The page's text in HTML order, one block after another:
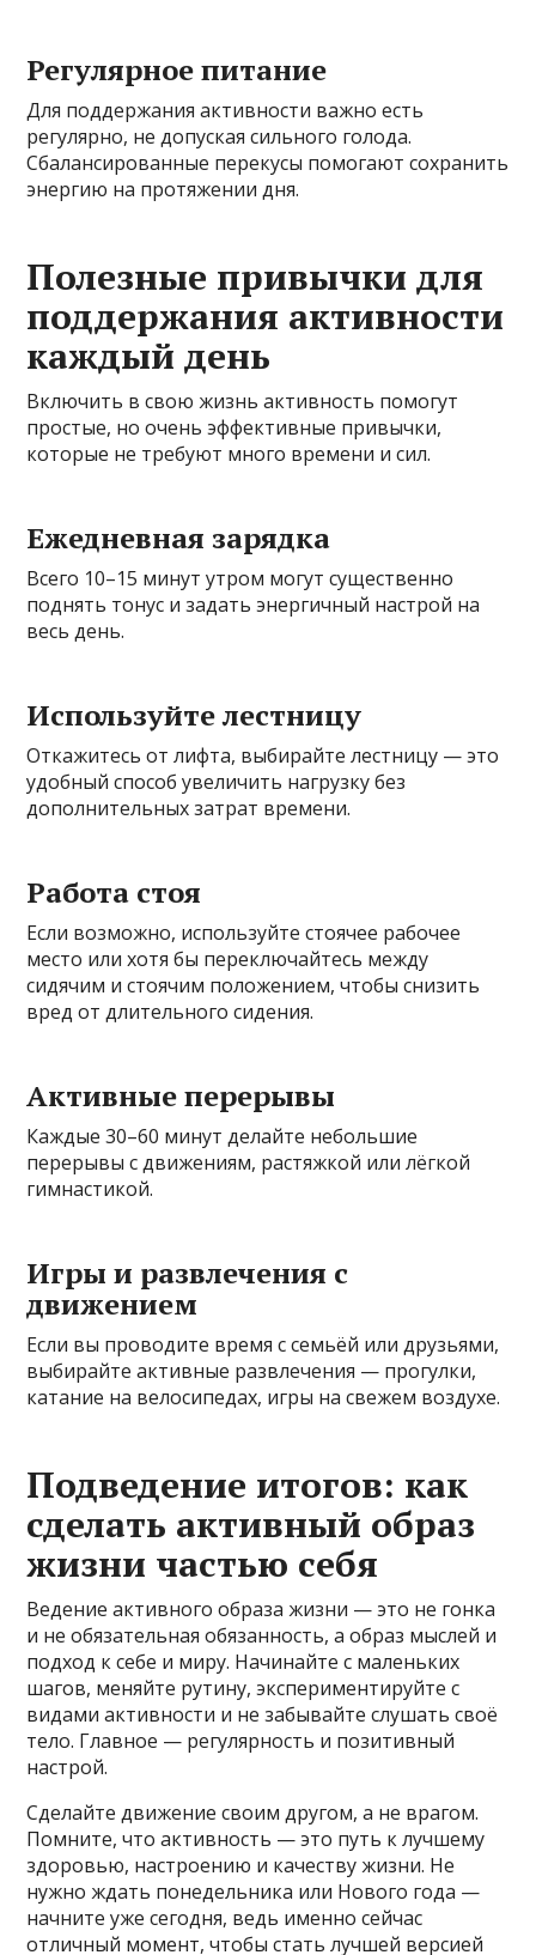
Регулярное питание
Для поддержания активности важно есть
регулярно, не допуская сильного голода.
Сбалансированные перекусы помогают сохранить
энергию на протяжении дня.
Полезные привычки для
поддержания активности
каждый день
Включить в свою жизнь активность помогут
простые, но очень эффективные привычки,
которые не требуют много времени и сил.
Ежедневная зарядка
Всего 10–15 минут утром могут существенно
поднять тонус и задать энергичный настрой на
весь день.
Используйте лестницу
Откажитесь от лифта, выбирайте лестницу — это
удобный способ увеличить нагрузку без
дополнительных затрат времени.
Работа стоя
Если возможно, используйте стоячее рабочее
место или хотя бы переключайтесь между
сидячим и стоячим положением, чтобы снизить
вред от длительного сидения.
Активные перерывы
Каждые 30–60 минут делайте небольшие
перерывы с движениям, растяжкой или лёгкой
гимнастикой.
Игры и развлечения с
движением
Если вы проводите время с семьёй или друзьями,
выбирайте активные развлечения — прогулки,
катание на велосипедах, игры на свежем воздухе.
Подведение итогов: как
сделать активный образ
жизни частью себя
Ведение активного образа жизни — это не гонка
и не обязательная обязанность, а образ мыслей и
подход к себе и миру. Начинайте с маленьких
шагов, меняйте рутину, экспериментируйте с
видами активности и не забывайте слушать своё
тело. Главное — регулярность и позитивный
настрой.
Сделайте движение своим другом, а не врагом.
Помните, что активность — это путь к лучшему
здоровью, настроению и качеству жизни. Не
нужно ждать понедельника или Нового года —
начните уже сегодня, ведь именно сейчас
отличный момент, чтобы стать лучшей версией